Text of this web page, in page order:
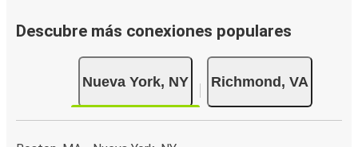
Descubre más conexiones populares
Nueva York, NY Richmond, VA